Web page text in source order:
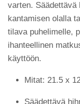
varten. Säädettävä
kantamisen olalla
tilava puhelimelle,
ihanteellinen
käyttöön.
Mitat: 21.5 x
Säädettävä